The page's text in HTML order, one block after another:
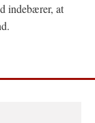
indebærer, at